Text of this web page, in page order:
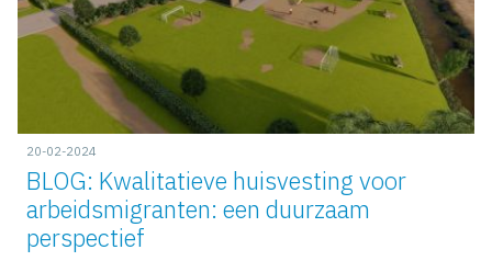
20-02-2024
BLOG: Kwalitatieve huisvesting voor
arbeidsmigranten: een duurzaam
perspectief